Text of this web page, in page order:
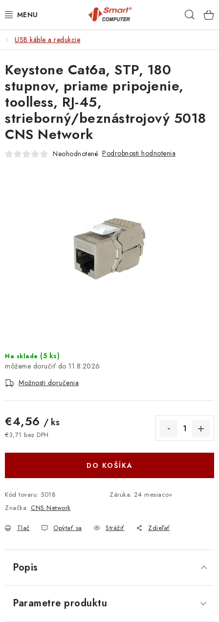
na
NOTEBOOKY
MOBILNÉ ZARIADENIA
PC A KOMPONENTY
PERIFÉRIE
Obchodné podmienky
Ochrana osobných údajov
Moja objednávka
Formuláre na stiahnutie
USB káble a redukcie
Na sklade (5 ks)
11.8.2026
Možnosti doručenia
€4,56 / ks
€3,71 bez DPH
DO KOŠÍKA
Kód tovaru: 5018 Záruka: 24 mesiacov
Značka: CNS Network
Tlač Opýtať sa Strážiť Zdieľať
Keystone Cat6a, STP, 180
stupnov, priame pripojenie,
toolless, RJ-45,
strieborný/beznástrojový 5018
CNS Network
Neohodnotené Podrobnosti hodnotenia
Popis
Parametre produktu